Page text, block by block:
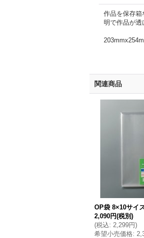
作品を保存箱
明で作品が
関連商品
OP袋 8×10サイ
2,090円(税別)
(税込: 2,299円)
希望小売価格: